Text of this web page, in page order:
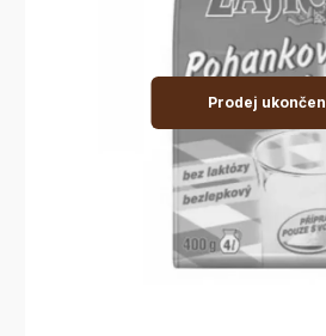
Prodej ukončen